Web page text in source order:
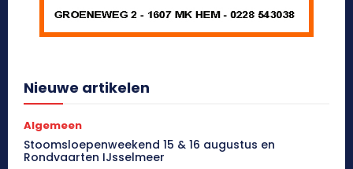
Nieuwe artikelen
Algemeen
Stoomsloepenweekend 15 & 16 augustus en
Rondvaarten IJsselmeer